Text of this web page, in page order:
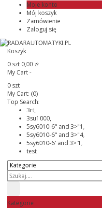
Moje konto
Mój koszyk
Zamówienie
Zaloguj się
Koszyk
0 szt 0,00 zł
My Cart -
0 szt
My Cart: (0)
Top Search:
3rt,
3su1000,
5sy6010-6" and 3>"1,
5sy6010-6" and 3>"4,
5sy6010-6' and 3>'1,
test
Kategorie